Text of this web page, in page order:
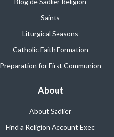
Blog de Sadlier Religion
Saints
Liturgical Seasons
Catholic Faith Formation
Preparation for First Communion
About
About Sadlier
Find a Religion Account Exec